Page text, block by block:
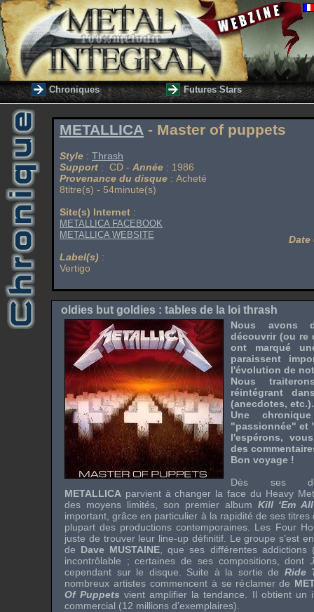
Chroniques Futures Stars
METALLICA - Master of puppets
Style : Thrash
Support : CD - Année : 1986
Provenance du disque : Acheté
8titre(s) - 54minute(s)
Site(s) Internet :
METALLICA FACEBOOK
METALLICA WEBSITE
Label(s) :
Vertigo
oldies but goldies : tables de la loi thrash
Nous avons
découvrir (ou re
ont marqué
paraissent
l'évolution de
Nous
réintégrant
(anecdotes,
Une
"passionnée" et
l'espérons,
des
Bon voyage !
Dès ses
METALLICA parvient à changer la face du Heavy
des moyens limités, son premier album Kill ‘Em All
important, grâce en particulier à la rapidité de ses
plupart des productions contemporaines. Les Four
juste de trouver leur line-up définitif. Le groupe s’est
de Dave MUSTAINE , que ses différentes addictions
incontrôlable ; certaines de ses compositions, dont
cependant sur le disque. Suite à la sortie de Ride
nombreux artistes commencent à se réclamer de
Of Puppets vient amplifier la tendance. Il obtient un
commercial (12 millions d’exemplaires).